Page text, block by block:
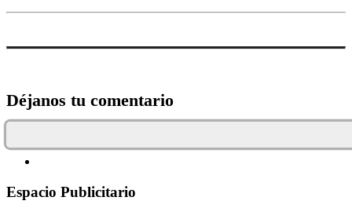
Déjanos tu comentario
Espacio Publicitario